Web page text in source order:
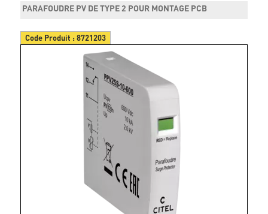
PARAFOUDRE PV DE TYPE 2 POUR MONTAGE PCB
Code Produit :8721203